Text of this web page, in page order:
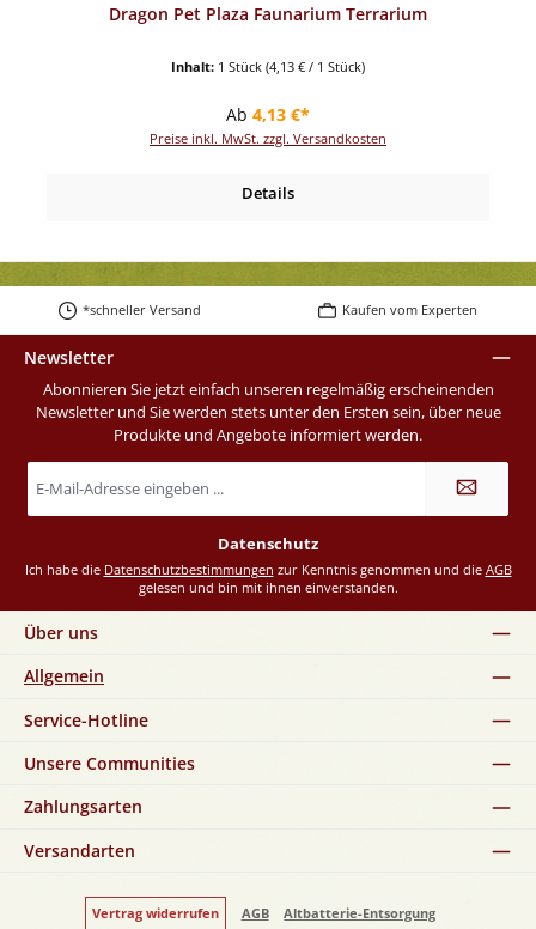
Dragon Pet Plaza Faunarium Terrarium
Inhalt: 1 Stück (4,13 € / 1 Stück)
Regulärer Preis:
Ab 4,13 €*
Preise inkl. MwSt. zzgl. Versandkosten
Details
*schneller Versand Kaufen vom Experten
Newsletter
Abonnieren Sie jetzt einfach unseren regelmäßig erscheinenden
Newsletter und Sie werden stets unter den Ersten sein, über neue
Produkte und Angebote informiert werden.
E-
Mail-
Datenschutz
Ich habe die Datenschutzbestimmungen zur Kenntnis genommen und die AGB
gelesen und bin mit ihnen einverstanden.
Über uns
Allgemein
Service-Hotline
Unsere Communities
Zahlungsarten
Versandarten
Vertrag widerrufen AGB
Altbatterie-Entsorgung